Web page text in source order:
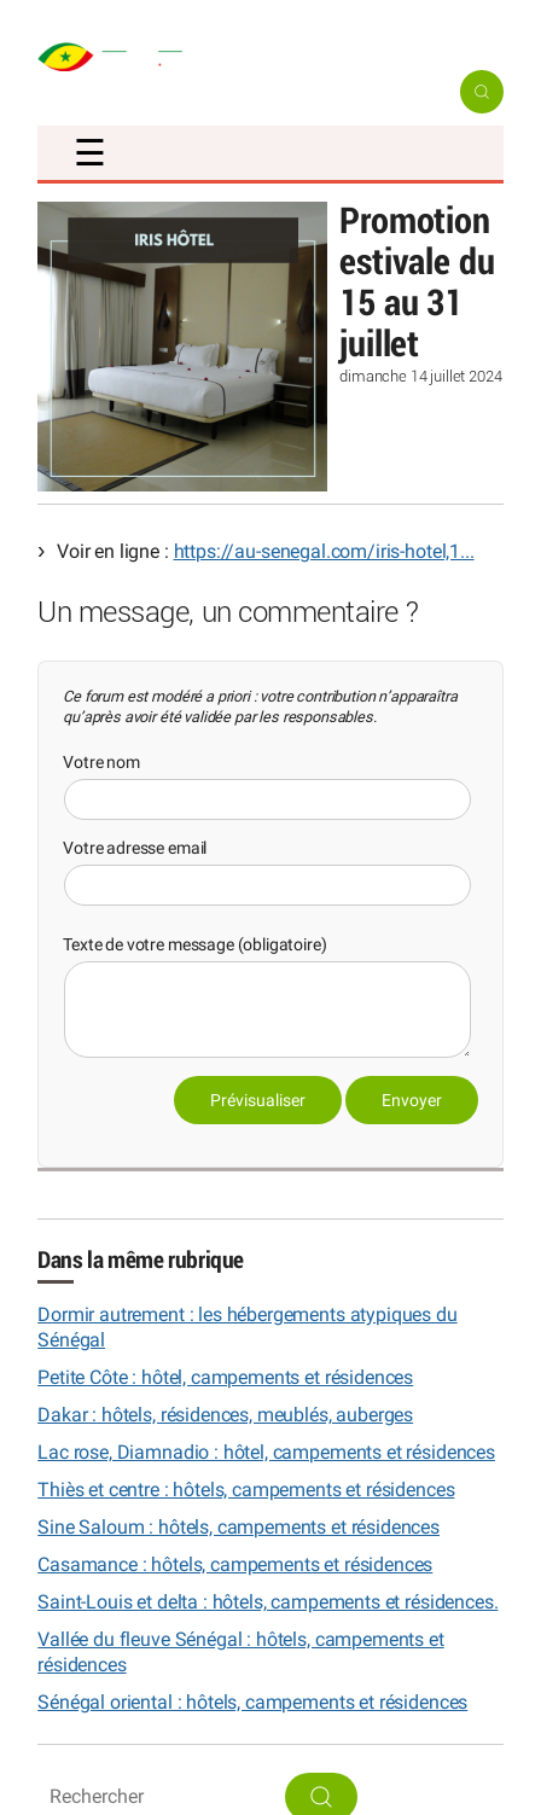
☰
Promotion
estivale du
15 au 31
juillet
dimanche 14 juillet 2024
Voir en ligne : https://au-senegal.com/iris-hotel,1...
Un message, un commentaire ?
Ce forum est modéré a priori : votre contribution n’apparaîtra
qu’après avoir été validée par les responsables.
Votre nom
Votre adresse email
Texte de votre message (obligatoire)
Dans la même rubrique
Dormir autrement : les hébergements atypiques du
Sénégal
Petite Côte : hôtel, campements et résidences
Dakar : hôtels, résidences, meublés, auberges
Lac rose, Diamnadio : hôtel, campements et résidences
Thiès et centre : hôtels, campements et résidences
Sine Saloum : hôtels, campements et résidences
Casamance : hôtels, campements et résidences
Saint-Louis et delta : hôtels, campements et résidences.
Vallée du fleuve Sénégal : hôtels, campements et
résidences
Sénégal oriental : hôtels, campements et résidences